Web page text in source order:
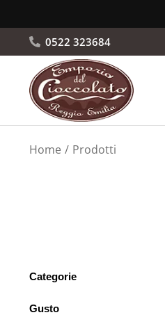
0522 323684
Tu sei qui:
Home Prodotti
Categorie
Gusto